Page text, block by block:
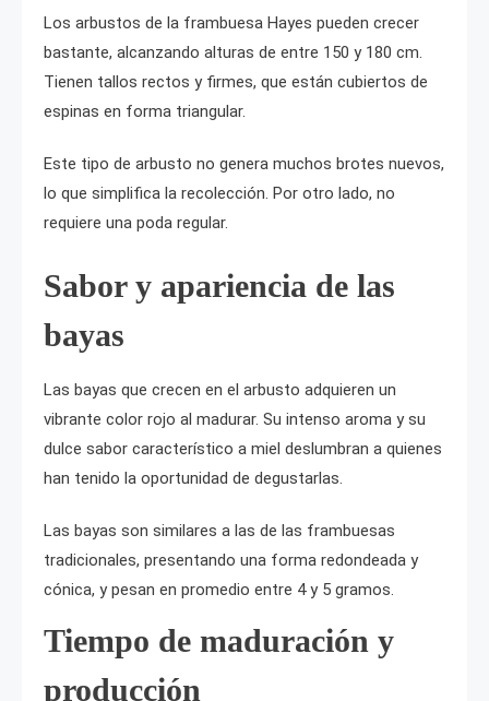
Los arbustos de la frambuesa Hayes pueden crecer
bastante, alcanzando alturas de entre 150 y 180 cm.
Tienen tallos rectos y firmes, que están cubiertos de
espinas en forma triangular.
Este tipo de arbusto no genera muchos brotes nuevos,
lo que simplifica la recolección. Por otro lado, no
requiere una poda regular.
Sabor y apariencia de las
bayas
Las bayas que crecen en el arbusto adquieren un
vibrante color rojo al madurar. Su intenso aroma y su
dulce sabor característico a miel deslumbran a quienes
han tenido la oportunidad de degustarlas.
Las bayas son similares a las de las frambuesas
tradicionales, presentando una forma redondeada y
cónica, y pesan en promedio entre 4 y 5 gramos.
Tiempo de maduración y
producción